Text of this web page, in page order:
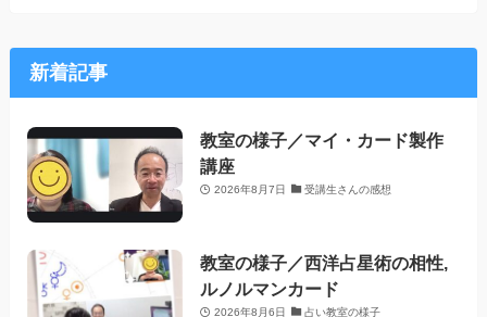
新着記事
教室の様子／マイ・カード製作
講座
2026年8月7日 受講生さんの感想
教室の様子／西洋占星術の相性,
ルノルマンカード
2026年8月6日 占い教室の様子